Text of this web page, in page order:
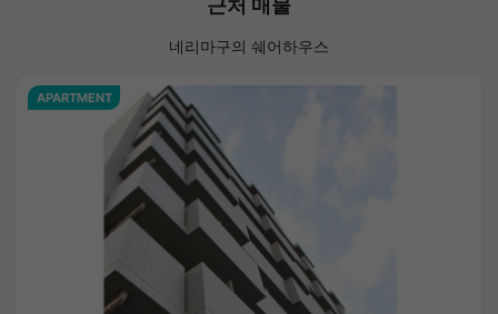
네리마구의 쉐어하우스
APARTMENT